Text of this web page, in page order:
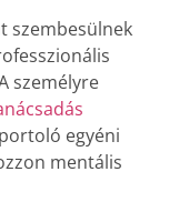
szembesülnek
személyre
egyéni
mentális